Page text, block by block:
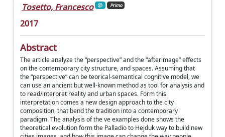
Tosetto, Francesco Primo
2017
Abstract
The article analyze the “perspective” and the “afterimage” effects
on the contemporary city structure, and spaces. Assuming that
the “perspective” can be teorical-semantical cognitive model, we
can use an ancient but well-known method as tool for analysis and
to read/interpret reality and urban spaces. Form this
interpretation comes a new design approach to the city
composition, that bend the tradition into a contemporary
paradigm. The analysis of the ve examples done shows the
theoretical evolution form the Palladio to Hejduk way to build new